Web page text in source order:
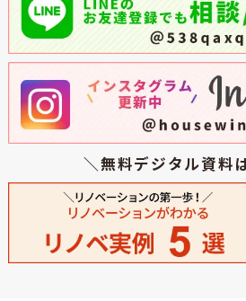
＼無料デジタル資料